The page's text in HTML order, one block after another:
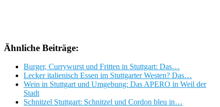
Ähnliche Beiträge:
Burger, Currywurst und Fritten in Stuttgart: Das…
Lecker italienisch Essen im Stuttgarter Westen? Das…
Wein in Stuttgart und Umgebung: Das APERO in Weil der
Stadt
Schnitzel Stuttgart: Schnitzel und Cordon bleu in…